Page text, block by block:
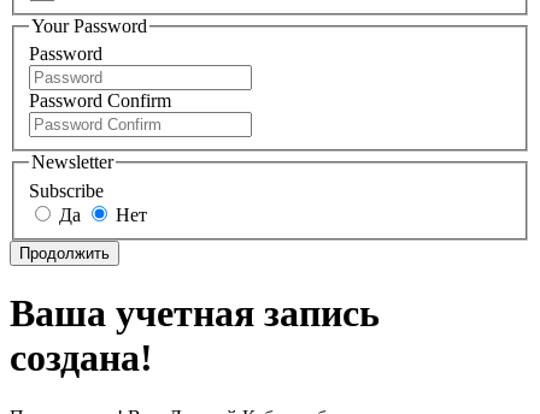
Your Password
Password
Password Confirm
Newsletter
Subscribe
Да
Нет
Продолжить
Ваша учетная запись
создана!